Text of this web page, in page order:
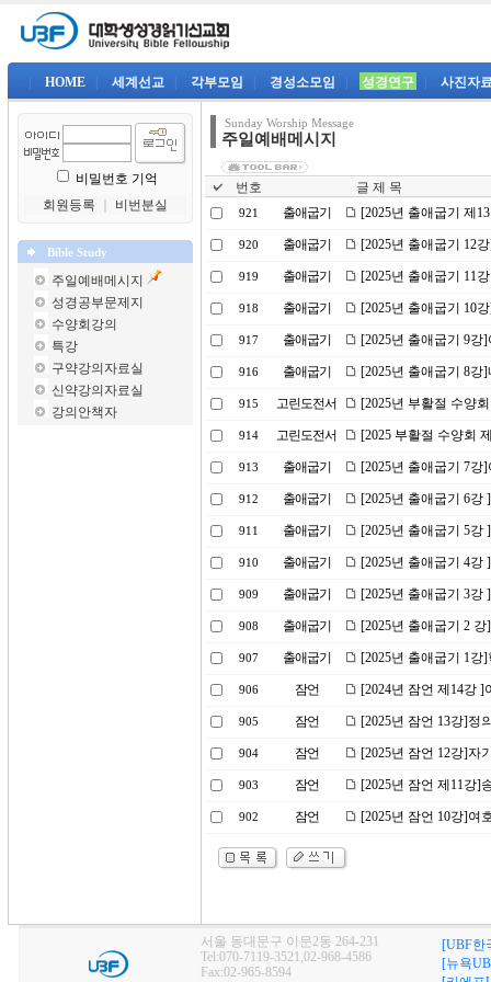
HOME 세계선교 각부모임 경성소모임 성경연구 사진자
비밀번호 기억
회원등록
비번분실
Bible Study
주일예배메시지
성경공부문제지
수양회강의
특강
구약강의자료실
신약강의자료실
강의안책자
Sunday Worship Message
주일예배메시지
번호 글 제 목
921 출애굽기 [2025년 출애굽기 제
920 출애굽기 [2025년 출애굽기 12
919 출애굽기 [2025년 출애굽기 11
918 출애굽기 [2025년 출애굽기 10
917 출애굽기 [2025년 출애굽기 9
916 출애굽기 [2025년 출애굽기 8강
915 고린도전서 [2025년 부활절 수양
914 고린도전서 [2025 부활절 수양회
913 출애굽기 [2025년 출애굽기 7
912 출애굽기 [2025년 출애굽기 6강
911 출애굽기 [2025년 출애굽기 5
910 출애굽기 [2025년 출애굽기 4강
909 출애굽기 [2025년 출애굽기 3강
908 출애굽기 [2025년 출애굽기 2
907 출애굽기 [2025년 출애굽기 1
906 잠언 [2024년 잠언 제14강
905 잠언 [2025년 잠언 13강]정
904 잠언 [2025년 잠언 12강]자
903 잠언 [2025년 잠언 제11강]
902 잠언 [2025년 잠언 10강]여
서울 동대문구 이문2동 264-231
Tel:070-7119-3521,02-968-4586
Fax:02-965-8594
[UBF한
[뉴욕